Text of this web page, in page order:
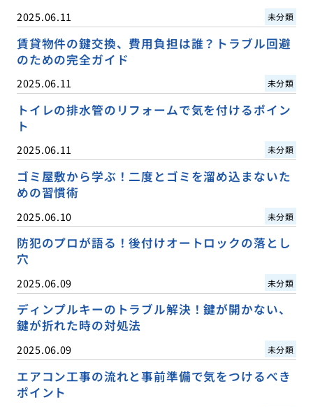
2025.06.11 未分類
賃貸物件の鍵交換、費用負担は誰？トラブル回避
のための完全ガイド
2025.06.11 未分類
トイレの排水管のリフォームで気を付けるポイン
ト
2025.06.11 未分類
ゴミ屋敷から学ぶ！二度とゴミを溜め込まないた
めの習慣術
2025.06.10 未分類
防犯のプロが語る！後付けオートロックの落とし
穴
2025.06.09 未分類
ディンプルキーのトラブル解決！鍵が開かない、
鍵が折れた時の対処法
2025.06.09 未分類
エアコン工事の流れと事前準備で気をつけるべき
ポイント